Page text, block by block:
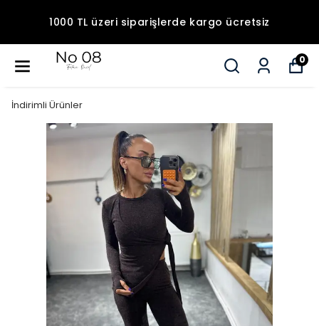
1000 TL üzeri siparişlerde kargo ücretsiz
0
İndirimli Ürünler